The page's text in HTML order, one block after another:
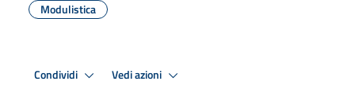
Modulistica
Condividi Vedi azioni